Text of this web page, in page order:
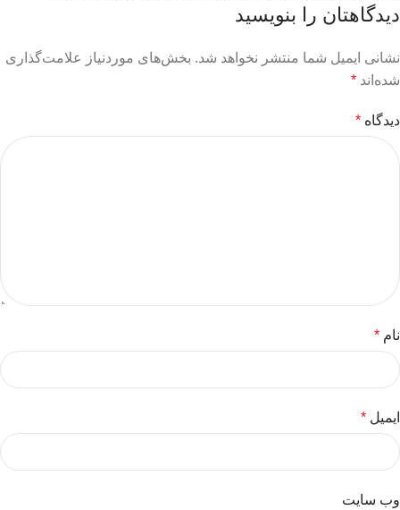
دیدگاهتان را بنویسید
نشانی ایمیل شما منتشر نخواهد شد. بخش‌های موردنیاز علامت‌گذاری
شده‌اند *
دیدگاه *
نام *
ایمیل *
وب‌ سایت